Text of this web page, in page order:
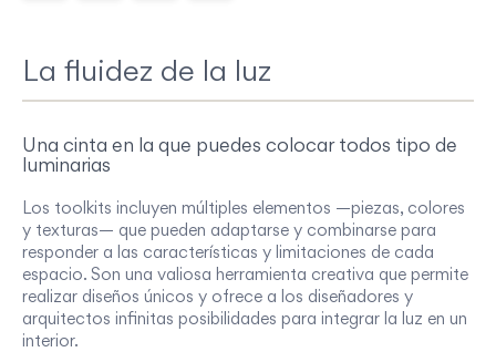
La fluidez de la luz
Una cinta en la que puedes colocar todos tipo de
luminarias
Los toolkits incluyen múltiples elementos —piezas, colores
y texturas— que pueden adaptarse y combinarse para
responder a las características y limitaciones de cada
espacio. Son una valiosa herramienta creativa que permite
realizar diseños únicos y ofrece a los diseñadores y
arquitectos infinitas posibilidades para integrar la luz en un
interior.